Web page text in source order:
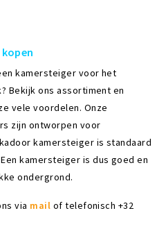
kamersteiger voor het
Bekijk ons assortiment en
vele voordelen. Onze
zijn ontworpen voor
kamersteiger is standaard
kamersteiger is dus goed en
ondergrond.
via mail of telefonisch +32